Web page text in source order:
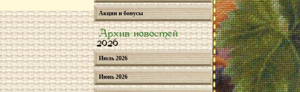
Акции и бонусы
Архив новостей
2026
Июль 2026
Июнь 2026